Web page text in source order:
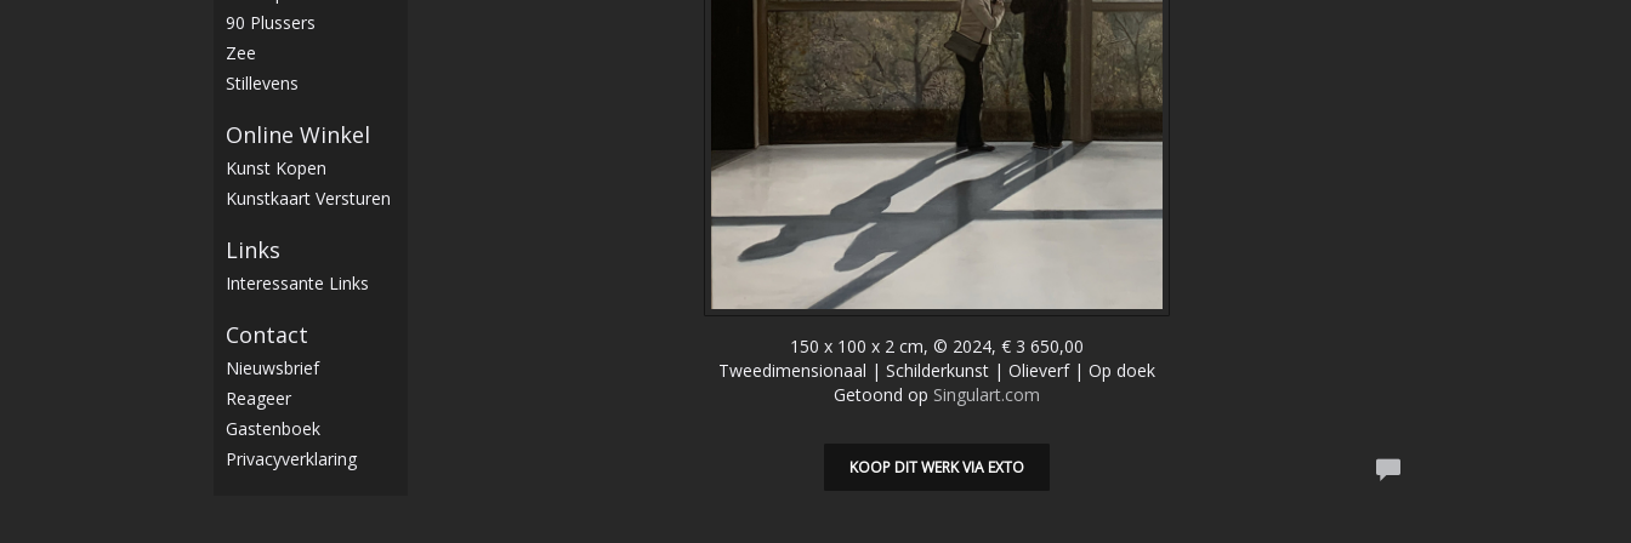
150 x 100 x 2 cm, © 2024, € 3 650,00
Tweedimensionaal | Schilderkunst | Olieverf | Op doek
Getoond op Singulart.com
KOOP DIT WERK VIA EXTO
90 Plussers
Zee
Stillevens
Online Winkel
Kunst Kopen
Kunstkaart Versturen
Links
Interessante Links
Contact
Nieuwsbrief
Reageer
Gastenboek
Privacyverklaring